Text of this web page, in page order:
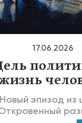
17.06.2026
Новый эпизод из